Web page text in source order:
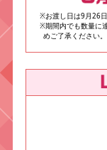
※お渡し日は9月26日
※期間内でも数量に
めご了承ください。